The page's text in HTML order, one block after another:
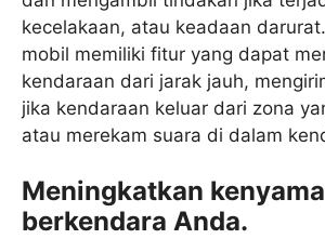
kecelakaan, atau keadaan
mobil memiliki fitur yang dapat
kendaraan dari jarak jauh,
jika kendaraan keluar dari zona
atau merekam suara di dalam
Meningkatkan
berkendara Anda.